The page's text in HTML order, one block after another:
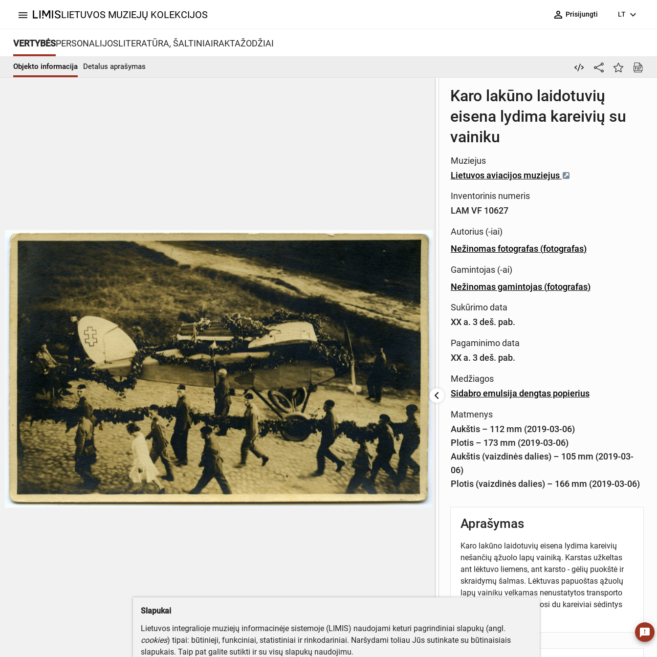
menu LIETUVOS MUZIEJŲ KOLEKCIJOS person_outline Prisijungti LT expand_more
VERTYBĖSPERSONALIJOSLITERATŪRA, ŠALTINIAIRAKTAŽODŽIAI
Objekto informacija Detalus aprašymas
Karo lakūno laidotuvių
eisena lydima kareivių su
vainiku
Muziejus
Lietuvos aviacijos muziejus
Inventorinis numeris
LAM VF 10627
Autorius (-iai)
Nežinomas fotografas (fotografas)
Gamintojas (-ai)
Nežinomas gamintojas (fotografas)
Sukūrimo data
XX a. 3 deš. pab.
Pagaminimo data
XX a. 3 deš. pab.
Medžiagos
Sidabro emulsija dengtas popierius
Matmenys
Aukštis – 112 mm (2019-03-06)
Plotis – 173 mm (2019-03-06)
Aukštis (vaizdinės dalies) – 105 mm (2019-03-
06)
Plotis (vaizdinės dalies) – 166 mm (2019-03-06)
Aprašymas
Karo lakūno laidotuvių eisena lydima kareivių
nešančių ąžuolo lapų vainiką. Karstas užkeltas
ant lėktuvo liemens, ant karsto - gėlių puokštė ir
skraidymų šalmas. Lėktuvas papuoštas ąžuolų
lapų vainiku velkamas nenustatytos transporto
priemonės. Kairėje matosi du kareiviai sėdintys
feedback
Slapukai
Lietuvos integralioje muziejų informacinėje sistemoje (LIMIS) naudojami keturi pagrindiniai slapukų (angl.
cookies) tipai: būtinieji, funkciniai, statistiniai ir rinkodariniai. Naršydami toliau Jūs sutinkate su būtinaisiais
slapukais. Taip pat galite sutikti ir su visų slapukų naudojimu.